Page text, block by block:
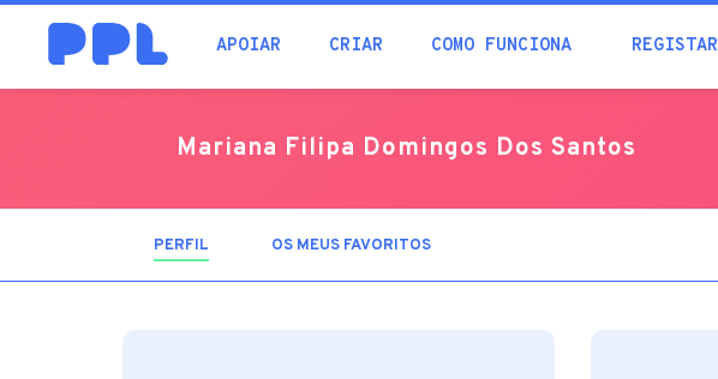
APOIAR CRIAR COMO FUNCIONA REGISTAR
procura
Mariana Filipa Domingos Dos Santos
PERFIL (SEPARADOROS MEUS FAVORITOS